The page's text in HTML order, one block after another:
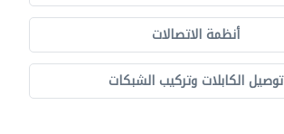
أنظمة الاتصالات
توصيل الكابلات وتركيب الشبكات